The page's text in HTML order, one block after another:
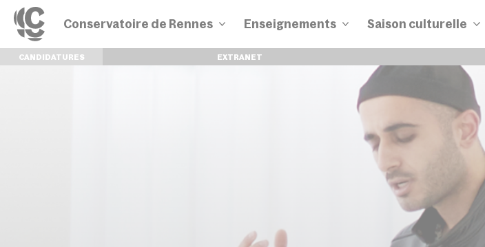
Conservatoire de Rennes Enseignements Saison culturelle
CANDIDATURES EXTRANET